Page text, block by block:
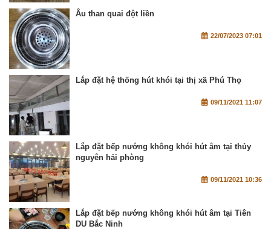
Âu than quai đột liền
22/07/2023 07:01
Lắp đặt hệ thống hút khói tại thị xã Phú Thọ
09/11/2021 11:07
Lắp đặt bếp nướng không khói hút âm tại thủy
nguyên hải phòng
09/11/2021 10:36
Lắp đặt bếp nướng không khói hút âm tại Tiên
DU Bắc Ninh